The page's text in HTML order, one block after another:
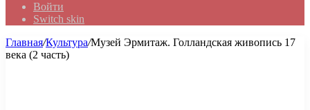
Войти
Switch skin
Главная/Культура/Музей Эрмитаж. Голландская живопись 17
века (2 часть)